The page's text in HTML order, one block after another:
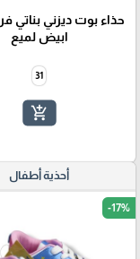
حذاء بوت ديزني بناتي
ابيض لميع
31
add_shopping_cart
أحذية أطفال
-17%